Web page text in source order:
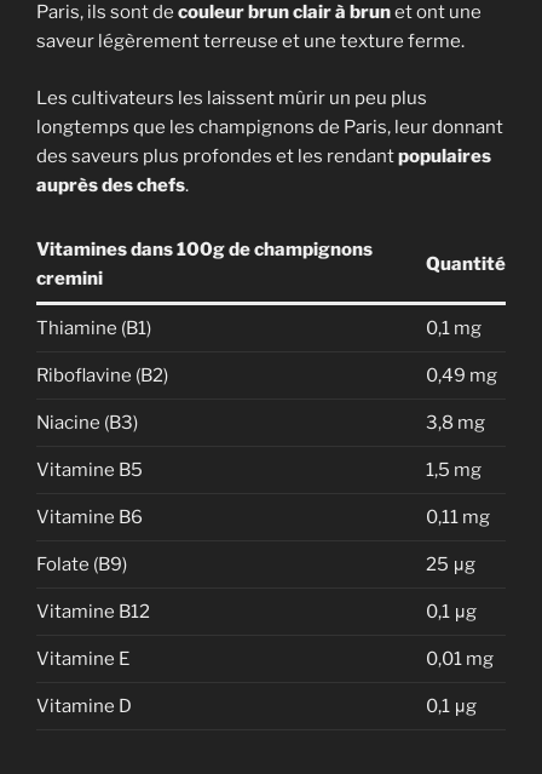
Paris, ils sont de couleur brun clair à brunet ont une
saveur légèrement terreuse et une texture ferme.
Les cultivateurs les laissent mûrir un peu plus
longtemps que les champignons de Paris, leur donnant
des saveurs plus profondes et les rendantpopulaires
auprès des chefs.
Vitamines dans 100g de champignons
cremini
Quantité
Thiamine (B1) 0,1 mg
Riboflavine (B2) 0,49 mg
Niacine (B3) 3,8 mg
Vitamine B5 1,5 mg
Vitamine B6 0,11 mg
Folate (B9) 25 μg
Vitamine B12 0,1 μg
Vitamine E 0,01 mg
Vitamine D 0,1 μg